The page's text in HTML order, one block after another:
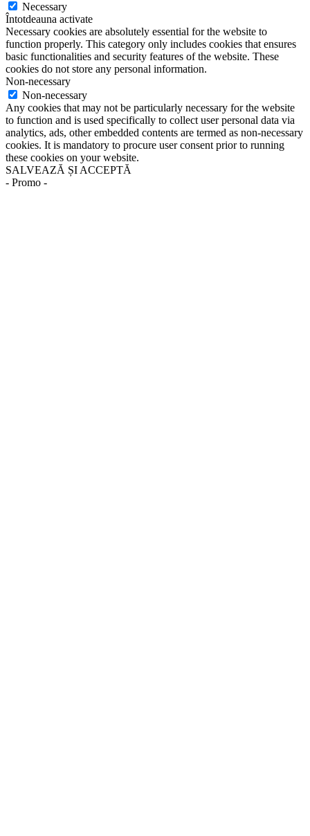
Necessary
Întotdeauna activate
Necessary cookies are absolutely essential for the website to
function properly. This category only includes cookies that ensures
basic functionalities and security features of the website. These
cookies do not store any personal information.
Non-necessary
Non-necessary
Any cookies that may not be particularly necessary for the website
to function and is used specifically to collect user personal data via
analytics, ads, other embedded contents are termed as non-necessary
cookies. It is mandatory to procure user consent prior to running
these cookies on your website.
SALVEAZĂ ȘI ACCEPTĂ
- Promo -